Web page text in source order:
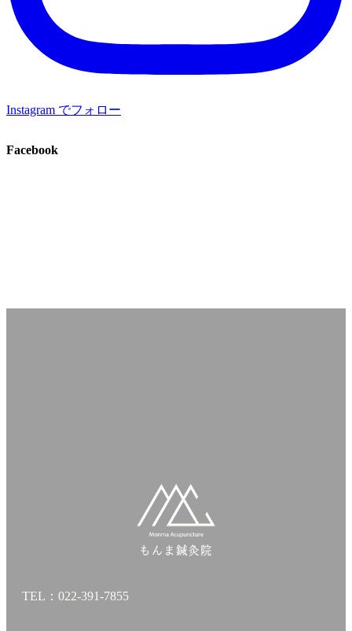
Instagram でフォロー
Facebook
TEL：022-391-7855